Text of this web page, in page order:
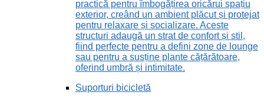
practică pentru îmbogățirea oricărui spațiu
exterior, creând un ambient plăcut și protejat
pentru relaxare și socializare. Aceste
structuri adaugă un strat de confort și stil,
fiind perfecte pentru a defini zone de lounge
sau pentru a susține plante cățărătoare,
oferind umbră și intimitate.
Suporturi bicicletă